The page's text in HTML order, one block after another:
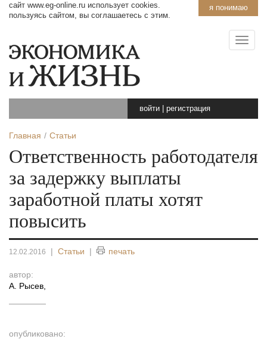
я понимаю
сайт www.eg-online.ru использует cookies.
пользуясь сайтом, вы соглашаетесь с этим.
войти регистрация
Главная Статьи
Ответственность работодателя
за задержку выплаты
заработной платы хотят
повысить
12.02.2016 | Статьи | печать
автор:
А. Рысев
опубликовано: